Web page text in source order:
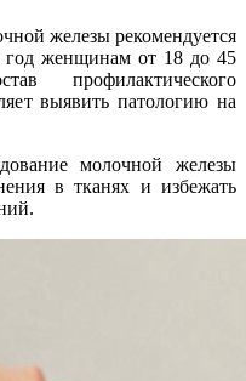
железы рекомендуется
год женщинам от 18 до 45
выявить патологию на
молочной железы
в тканях и избежать